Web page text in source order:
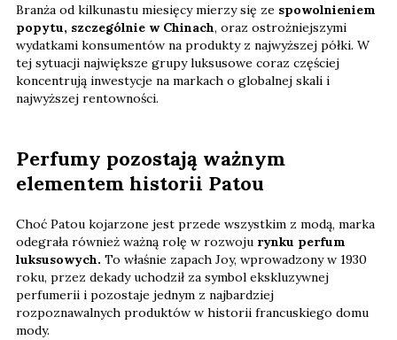
Branża od kilkunastu miesięcy mierzy się ze spowolnieniem
popytu, szczególnie w Chinach, oraz ostrożniejszymi
wydatkami konsumentów na produkty z najwyższej półki. W
tej sytuacji największe grupy luksusowe coraz częściej
koncentrują inwestycje na markach o globalnej skali i
najwyższej rentowności.
Perfumy pozostają ważnym
elementem historii Patou
Choć Patou kojarzone jest przede wszystkim z modą, marka
odegrała również ważną rolę w rozwoju rynku perfum
luksusowych. To właśnie zapach Joy, wprowadzony w 1930
roku, przez dekady uchodził za symbol ekskluzywnej
perfumerii i pozostaje jednym z najbardziej
rozpoznawalnych produktów w historii francuskiego domu
mody.